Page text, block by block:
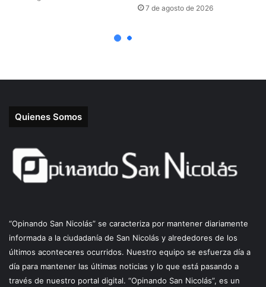
Quienes Somos
“Opinando San Nicolás” se caracteriza por mantener diariamente
informada a la ciudadanía de San Nicolás y alrededores de los
últimos aconteceres ocurridos. Nuestro equipo se esfuerza día a
día para mantener las últimas noticias y lo que está pasando a
través de nuestro portal digital. “Opinando San Nicolás”, es un